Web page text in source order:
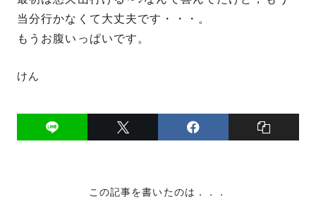
当分行かなくて大丈夫です・・・。
もうお腹いっぱいです。
けん
この記事を書いたのは．．．